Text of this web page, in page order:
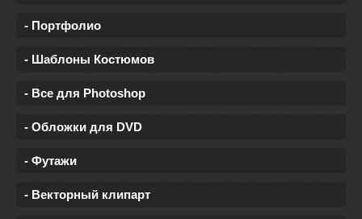
- Портфолио
- Шаблоны Костюмов
- Все для Photoshop
- Обложки для DVD
- Футажи
- Векторный клипарт